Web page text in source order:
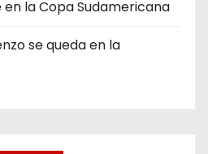
la Copa Sudamericana
se queda en la